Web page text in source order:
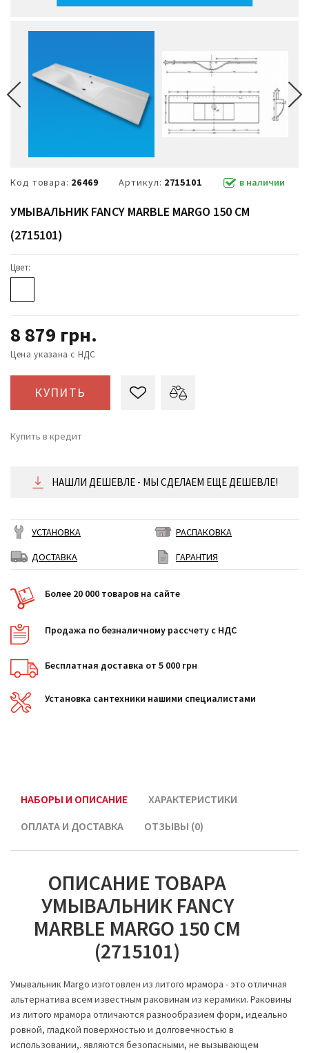
Код товара: 26469 Артикул: 2715101 в наличии
УМЫВАЛЬНИК FANCY MARBLE MARGO 150 СМ
(2715101)
Цвет:
8 879 грн.
Цена указана с НДС
КУПИТЬ
Купить в кредит
от 370 ₴/месяц
НАШЛИ ДЕШЕВЛЕ - МЫ СДЕЛАЕМ ЕЩЕ ДЕШЕВЛЕ!
УСТАНОВКА
РАСПАКОВКА
ДОСТАВКА
ГАРАНТИЯ
Более 20 000 товаров на сайте
Продажа по безналичному рассчету с НДС
Бесплатная доставка от 5 000 грн
Установка сантехники нашими специалистами
НАБОРЫ И ОПИСАНИЕ
ХАРАКТЕРИСТИКИ
ОПЛАТА И ДОСТАВКА
ОТЗЫВЫ (0)
ОПИСАНИЕ ТОВАРА
УМЫВАЛЬНИК FANCY
MARBLE MARGO 150 СМ
(2715101)
Умывальник Margo изготовлен из литого мрамора - это отличная
альтернатива всем известным раковинам из керамики. Раковины
из литого мрамора отличаются разнообразием форм, идеально
ровной, гладкой поверхностью и долговечностью в
использовании,. являются безопасными, не вызывающем